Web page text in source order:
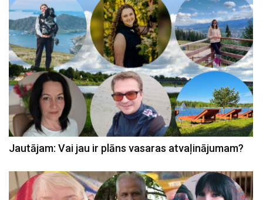
Jautājam: Vai jau ir plāns vasaras atvaļinājumam?